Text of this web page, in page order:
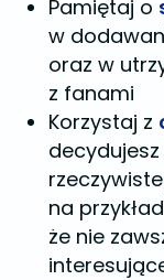
Pamiętaj o
w
oraz w
z fanami
Korzystaj z
na
że nie